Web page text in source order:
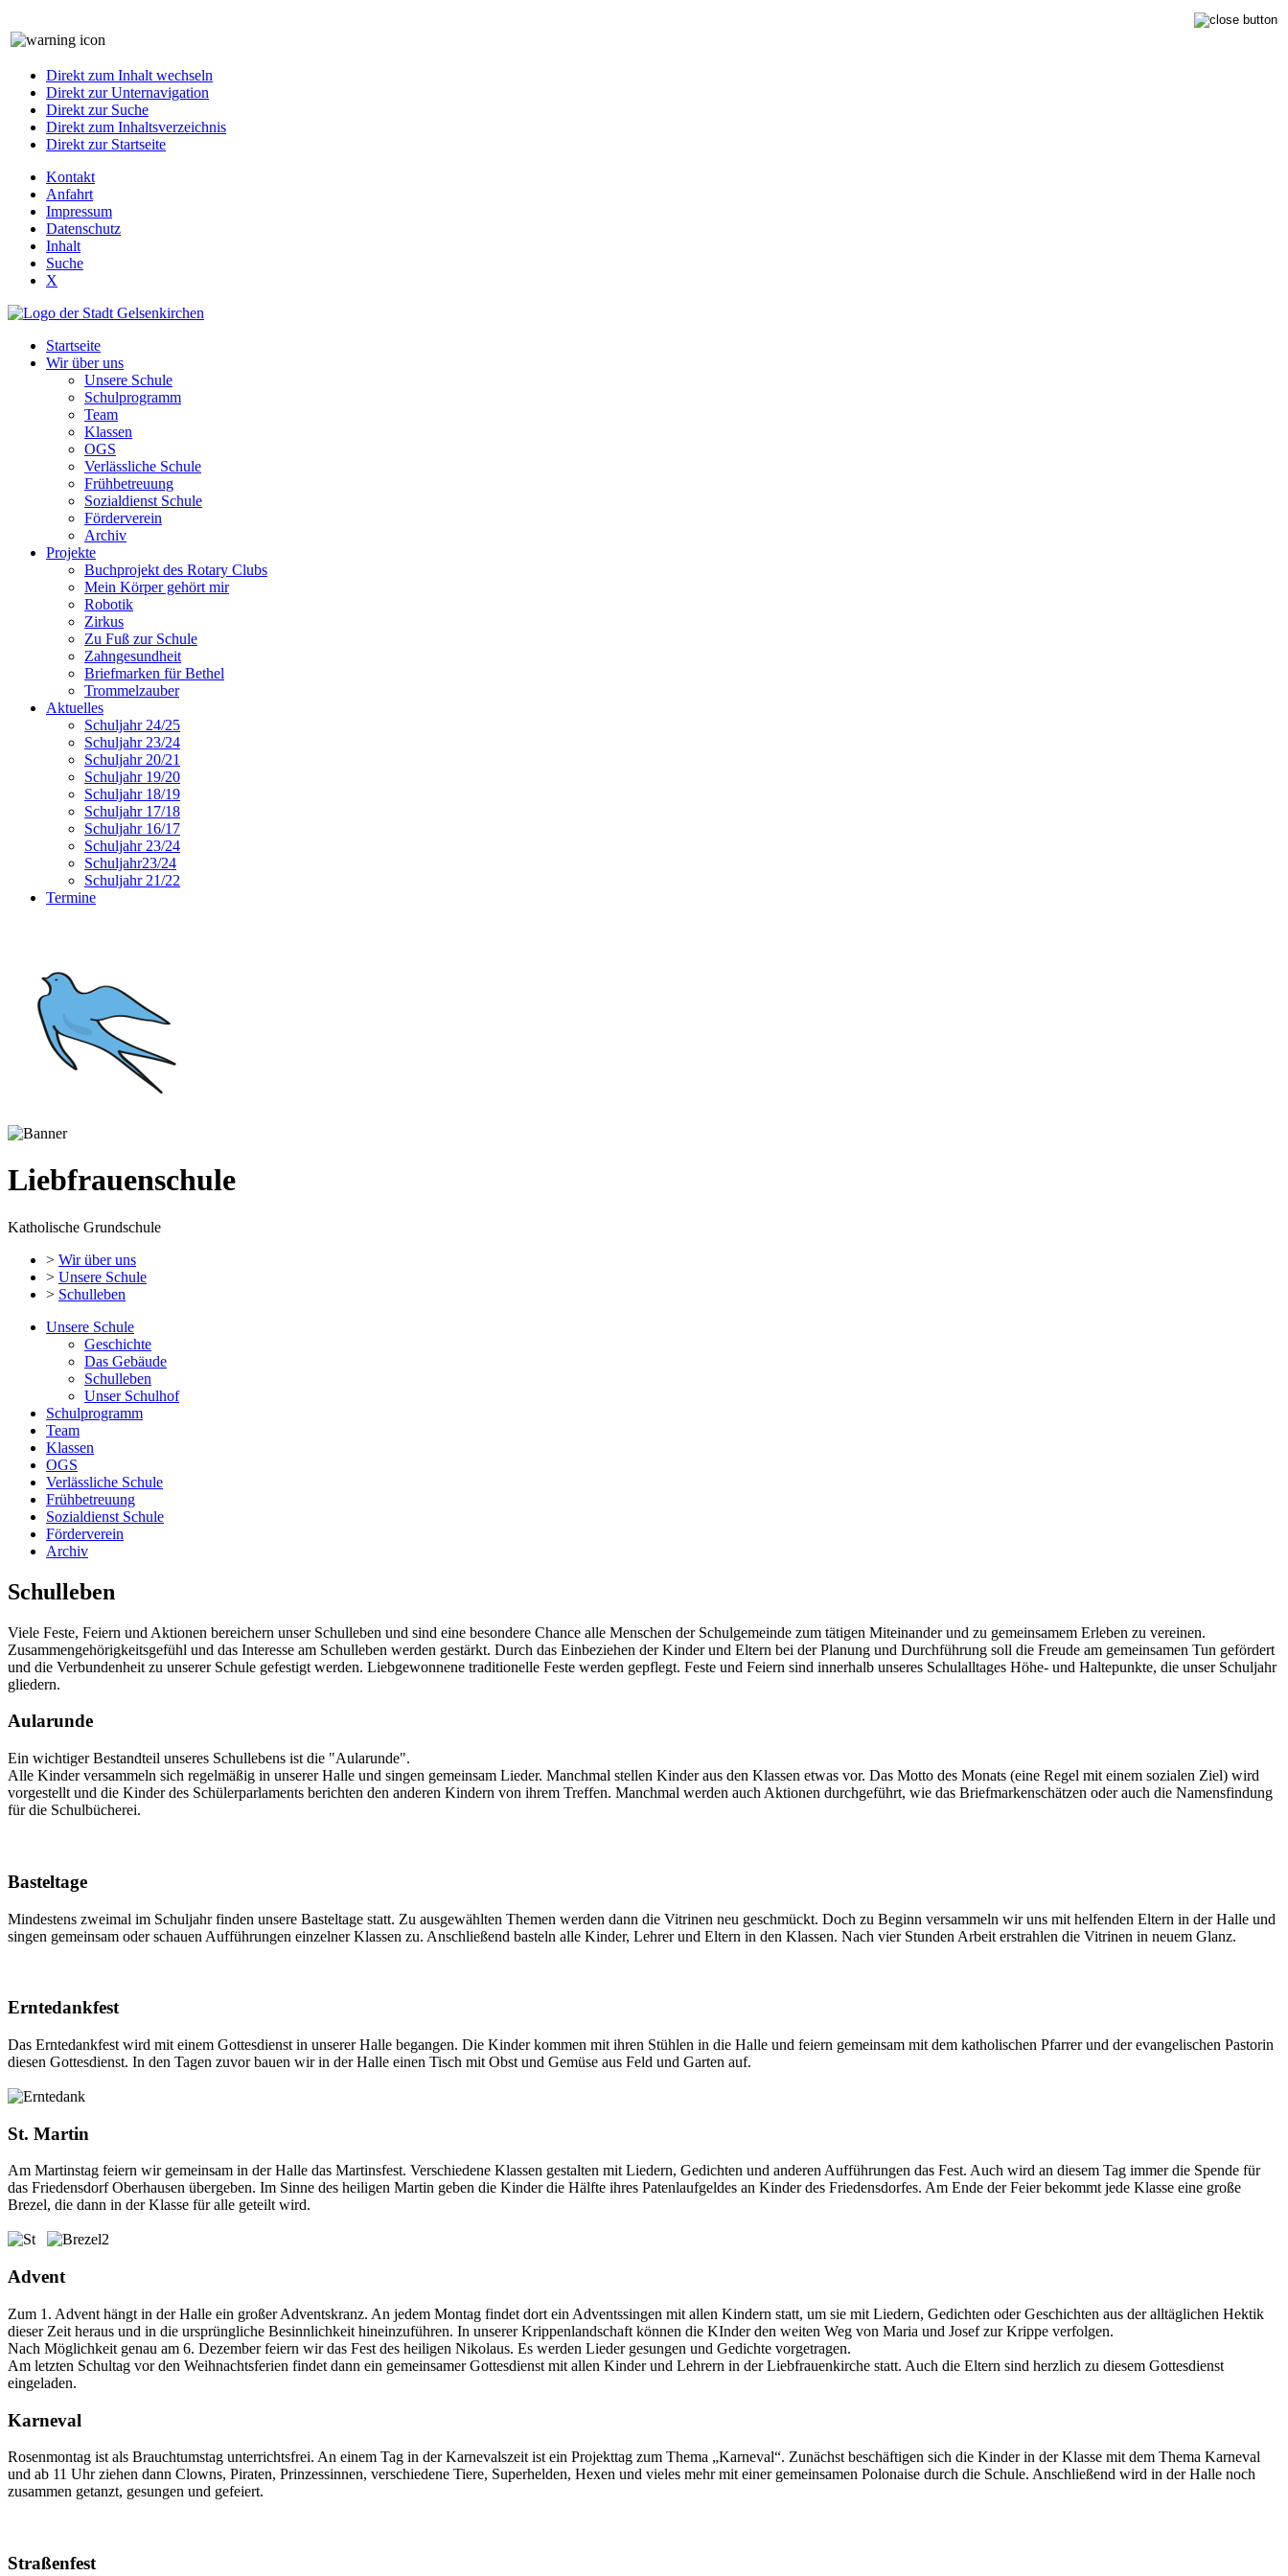
Direkt zum Inhalt wechseln
Direkt zur Unternavigation
Direkt zur Suche
Direkt zum Inhaltsverzeichnis
Direkt zur Startseite
Kontakt
Anfahrt
Impressum
Datenschutz
Inhalt
Suche
X
Startseite
Wir über uns
Unsere Schule
Schulprogramm
Team
Klassen
OGS
Verlässliche Schule
Frühbetreuung
Sozialdienst Schule
Förderverein
Archiv
Projekte
Buchprojekt des Rotary Clubs
Mein Körper gehört mir
Robotik
Zirkus
Zu Fuß zur Schule
Zahngesundheit
Briefmarken für Bethel
Trommelzauber
Aktuelles
Schuljahr 24/25
Schuljahr 23/24
Schuljahr 20/21
Schuljahr 19/20
Schuljahr 18/19
Schuljahr 17/18
Schuljahr 16/17
Schuljahr 23/24
Schuljahr23/24
Schuljahr 21/22
Termine
Liebfrauenschule
Katholische Grundschule
> Wir über uns
> Unsere Schule
> Schulleben
Unsere Schule
Geschichte
Das Gebäude
Schulleben
Unser Schulhof
Schulprogramm
Team
Klassen
OGS
Verlässliche Schule
Frühbetreuung
Sozialdienst Schule
Förderverein
Archiv
Schulleben
Viele Feste, Feiern und Aktionen bereichern unser Schulleben und sind eine besondere Chance alle Menschen der Schulgemeinde zum tätigen Miteinander und zu gemeinsamem Erleben zu vereinen.
Zusammengehörigkeitsgefühl und das Interesse am Schulleben werden gestärkt. Durch das Einbeziehen der Kinder und Eltern bei der Planung und Durchführung soll die Freude am gemeinsamen Tun gefördert
und die Verbundenheit zu unserer Schule gefestigt werden. Liebgewonnene traditionelle Feste werden gepflegt. Feste und Feiern sind innerhalb unseres Schulalltages Höhe- und Haltepunkte, die unser Schuljahr
gliedern.
Aularunde
Ein wichtiger Bestandteil unseres Schullebens ist die "Aularunde".
Alle Kinder versammeln sich regelmäßig in unserer Halle und singen gemeinsam Lieder. Manchmal stellen Kinder aus den Klassen etwas vor. Das Motto des Monats (eine Regel mit einem sozialen Ziel) wird
vorgestellt und die Kinder des Schülerparlaments berichten den anderen Kindern von ihrem Treffen. Manchmal werden auch Aktionen durchgeführt, wie das Briefmarkenschätzen oder auch die Namensfindung
für die Schulbücherei.
Basteltage
Mindestens zweimal im Schuljahr finden unsere Basteltage statt. Zu ausgewählten Themen werden dann die Vitrinen neu geschmückt. Doch zu Beginn versammeln wir uns mit helfenden Eltern in der Halle und
singen gemeinsam oder schauen Aufführungen einzelner Klassen zu. Anschließend basteln alle Kinder, Lehrer und Eltern in den Klassen. Nach vier Stunden Arbeit erstrahlen die Vitrinen in neuem Glanz.
Erntedankfest
Das Erntedankfest wird mit einem Gottesdienst in unserer Halle begangen. Die Kinder kommen mit ihren Stühlen in die Halle und feiern gemeinsam mit dem katholischen Pfarrer und der evangelischen Pastorin
diesen Gottesdienst. In den Tagen zuvor bauen wir in der Halle einen Tisch mit Obst und Gemüse aus Feld und Garten auf.
St. Martin
Am Martinstag feiern wir gemeinsam in der Halle das Martinsfest. Verschiedene Klassen gestalten mit Liedern, Gedichten und anderen Aufführungen das Fest. Auch wird an diesem Tag immer die Spende für
das Friedensdorf Oberhausen übergeben. Im Sinne des heiligen Martin geben die Kinder die Hälfte ihres Patenlaufgeldes an Kinder des Friedensdorfes. Am Ende der Feier bekommt jede Klasse eine große
Brezel, die dann in der Klasse für alle geteilt wird.
Advent
Zum 1. Advent hängt in der Halle ein großer Adventskranz. An jedem Montag findet dort ein Adventssingen mit allen Kindern statt, um sie mit Liedern, Gedichten oder Geschichten aus der alltäglichen Hektik
dieser Zeit heraus und in die ursprüngliche Besinnlichkeit hineinzuführen. In unserer Krippenlandschaft können die KInder den weiten Weg von Maria und Josef zur Krippe verfolgen.
Nach Möglichkeit genau am 6. Dezember feiern wir das Fest des heiligen Nikolaus. Es werden Lieder gesungen und Gedichte vorgetragen.
Am letzten Schultag vor den Weihnachtsferien findet dann ein gemeinsamer Gottesdienst mit allen Kinder und Lehrern in der Liebfrauenkirche statt. Auch die Eltern sind herzlich zu diesem Gottesdienst
eingeladen.
Karneval
Rosenmontag ist als Brauchtumstag unterrichtsfrei. An einem Tag in der Karnevalszeit ist ein Projekttag zum Thema „Karneval“. Zunächst beschäftigen sich die Kinder in der Klasse mit dem Thema Karneval
und ab 11 Uhr ziehen dann Clowns, Piraten, Prinzessinnen, verschiedene Tiere, Superhelden, Hexen und vieles mehr mit einer gemeinsamen Polonaise durch die Schule. Anschließend wird in der Halle noch
zusammen getanzt, gesungen und gefeiert.
Straßenfest